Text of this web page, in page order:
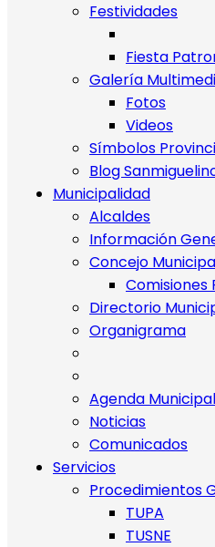
Festividades
Fiesta
Galería
Fotos
Videos
Símbolos
Blog
Municipalidad
Alcaldes
Información
Concejo
Directorio
Organigrama
Agenda Municipal
Noticias
Comunicados
Servicios
Procedimientos
TUPA
TUSNE